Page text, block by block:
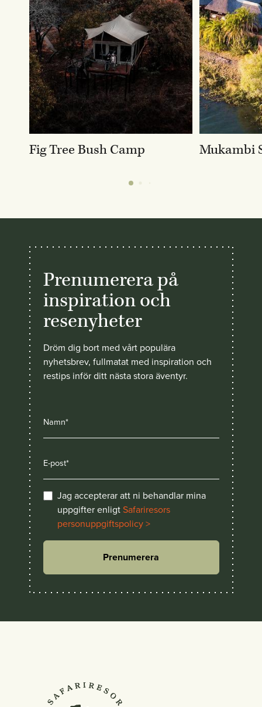
Fig Tree Bush Camp Mukambi
Prenumerera på
inspiration och
resenyheter
Dröm dig bort med vårt populära
nyhetsbrev, fullmatat med inspiration och
restips inför ditt nästa stora äventyr.
Jag accepterar att ni behandlar mina
uppgifter enligtSafariresors
personuppgiftspolicy >
Prenumerera